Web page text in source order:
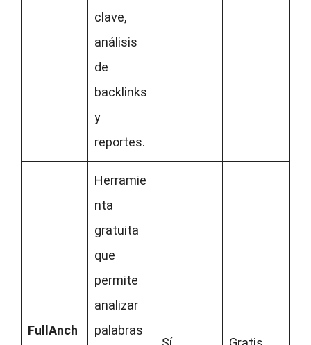
clave,
análisis
de
backlinks
y
reportes.
FullAnch
Herramie
nta
gratuita
que
permite
analizar
palabras